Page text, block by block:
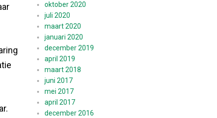
oktober 2020
juli 2020
maart 2020
januari 2020
december 2019
april 2019
maart 2018
juni 2017
mei 2017
april 2017
december 2016